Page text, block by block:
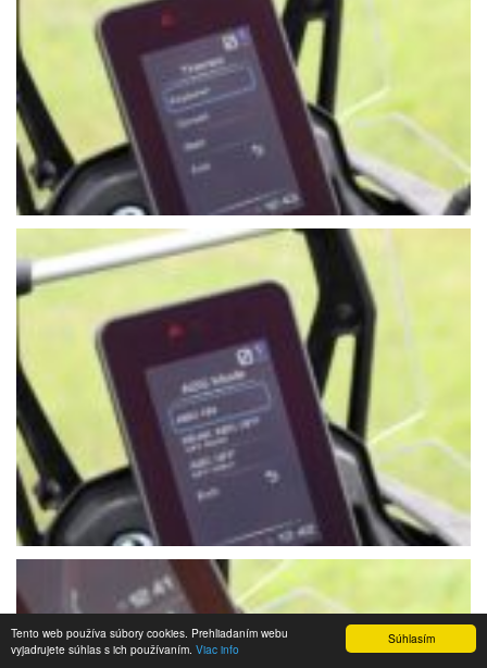
Súhlasím
Tento web používa súbory cookies. Prehliadaním webu
vyjadrujete súhlas s ich používaním. Viac info